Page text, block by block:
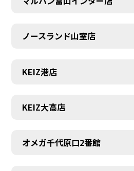
ノースランド山室店
KEIZ港店
KEIZ大高店
オメガ千代原口2番館